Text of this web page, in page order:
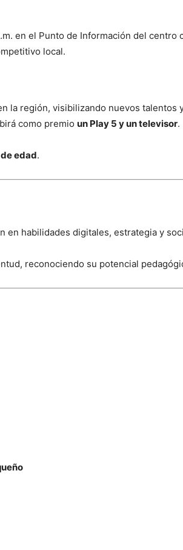
en el Punto de Información del
local.
la región, visibilizando nuevos
como premio un Play 5 y un televisor.
edad.
en habilidades digitales, estrategia y
reconociendo su potencial